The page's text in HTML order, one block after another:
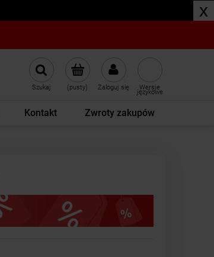
x
(pusty) Zaloguj się
Szukaj Wersje
językowe
Kontakt Zwroty zakupów